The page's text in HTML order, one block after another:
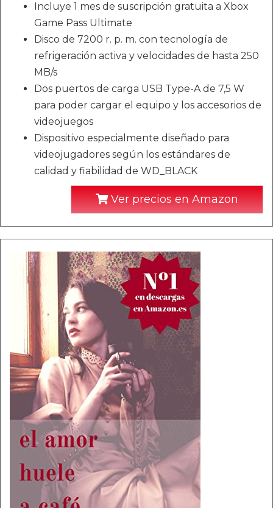
Incluye 1 mes de suscripción gratuita a Xbox
Game Pass Ultimate
Disco de 7200 r. p. m. con tecnología de
refrigeración activa y velocidades de hasta 250
MB/s
Dos puertos de carga USB Type-A de 7,5 W
para poder cargar el equipo y los accesorios de
videojuegos
Dispositivo especialmente diseñado para
videojugadores según los estándares de
calidad y fiabilidad de WD_BLACK
Ver precios en Amazon